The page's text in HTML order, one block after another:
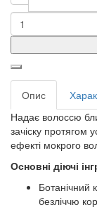
Опис
Надає волоссю
зачіску протягом
ефекті мокрого
Основні діючі
Ботанічний
безліччю